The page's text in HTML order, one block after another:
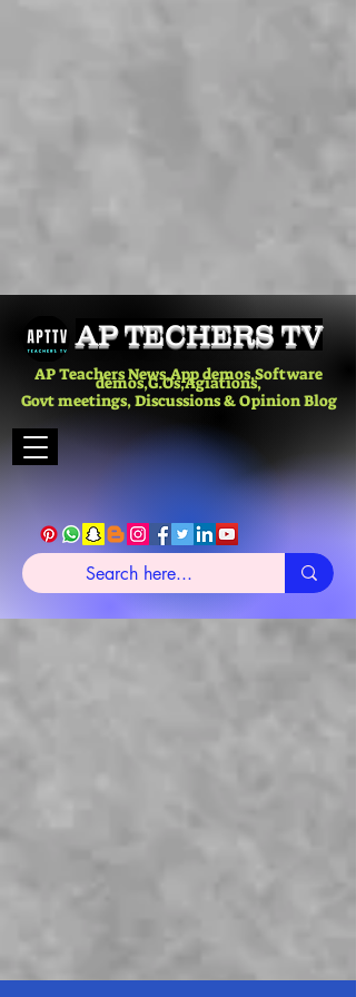
AP TECHERS TV
AP Teachers News,App demos,Software
demos,G.Os,Agiations,
Govt meetings, Discussions & Opinion Blog